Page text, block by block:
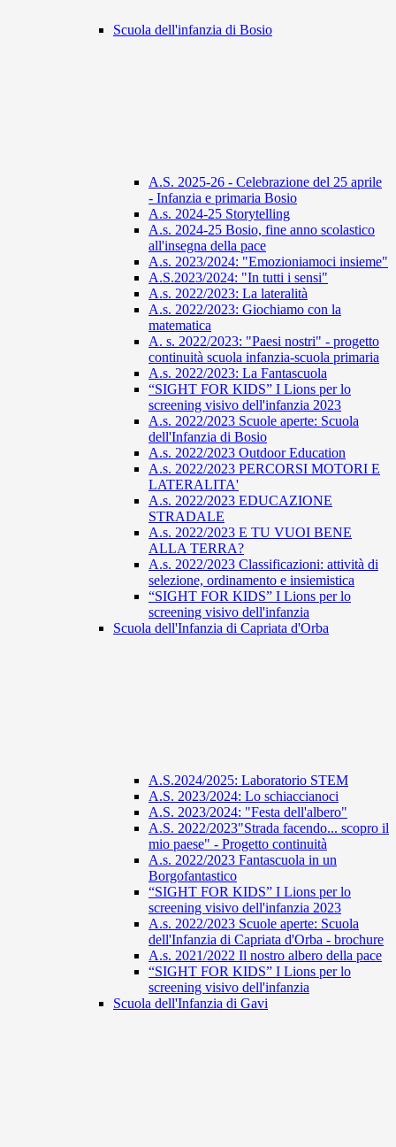
Scuola dell'infanzia di Bosio
A.S. 2025-26 - Celebrazione del 25 aprile
- Infanzia e primaria Bosio
A.s. 2024-25 Storytelling
A.s. 2024-25 Bosio, fine anno scolastico
all'insegna della pace
A.s. 2023/2024: "Emozioniamoci insieme"
A.S.2023/2024: "In tutti i sensi"
A.s. 2022/2023: La lateralità
A.s. 2022/2023: Giochiamo con la
matematica
A. s. 2022/2023: "Paesi nostri" - progetto
continuità scuola infanzia-scuola primaria
A.s. 2022/2023: La Fantascuola
“SIGHT FOR KIDS” I Lions per lo
screening visivo dell'infanzia 2023
A.s. 2022/2023 Scuole aperte: Scuola
dell'Infanzia di Bosio
A.s. 2022/2023 Outdoor Education
A.s. 2022/2023 PERCORSI MOTORI E
LATERALITA'
A.s. 2022/2023 EDUCAZIONE
STRADALE
A.s. 2022/2023 E TU VUOI BENE
ALLA TERRA?
A.s. 2022/2023 Classificazioni: attività di
selezione, ordinamento e insiemistica
“SIGHT FOR KIDS” I Lions per lo
screening visivo dell'infanzia
Scuola dell'Infanzia di Capriata d'Orba
A.S.2024/2025: Laboratorio STEM
A.S. 2023/2024: Lo schiaccianoci
A.S. 2023/2024: "Festa dell'albero"
A.S. 2022/2023"Strada facendo... scopro il
mio paese" - Progetto continuità
A.s. 2022/2023 Fantascuola in un
Borgofantastico
“SIGHT FOR KIDS” I Lions per lo
screening visivo dell'infanzia 2023
A.s. 2022/2023 Scuole aperte: Scuola
dell'Infanzia di Capriata d'Orba - brochure
A.s. 2021/2022 Il nostro albero della pace
“SIGHT FOR KIDS” I Lions per lo
screening visivo dell'infanzia
Scuola dell'Infanzia di Gavi